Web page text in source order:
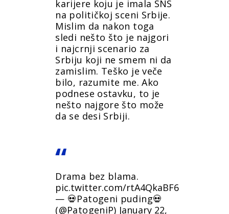
karijere koju je imala SNS
na političkoj sceni Srbije.
Mislim da nakon toga
sledi nešto što je najgori
i najcrnji scenario za
Srbiju koji ne smem ni da
zamislim. Teško je veče
bilo, razumite me. Ako
podnese ostavku, to je
nešto najgore što može
da se desi Srbiji.
Drama bez blama.
pic.twitter.com/rtA4QkaBF6
— 💀Patogeni puding💀
(@PatogeniP) January 22,